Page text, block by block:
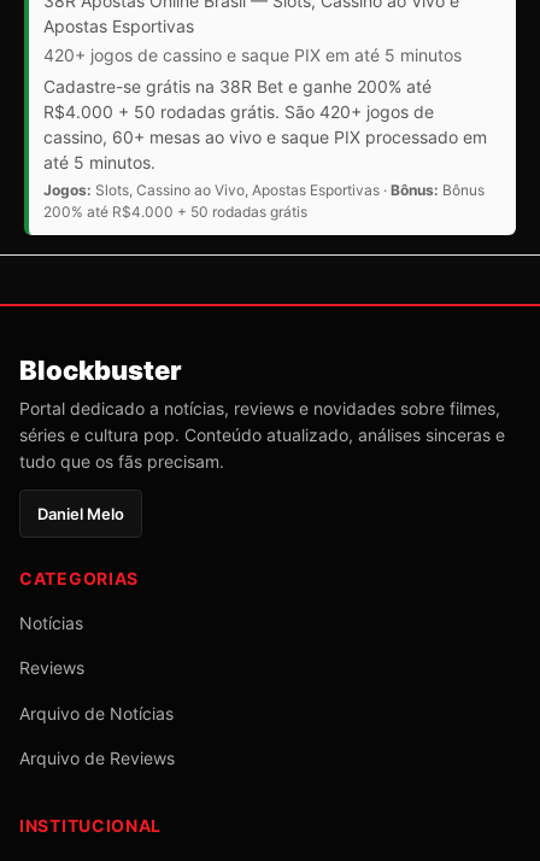
Apostas Esportivas
420+ jogos de cassino e saque PIX em até 5 minutos
Cadastre-se grátis na 38R Bet e ganhe 200% até
R$4.000 + 50 rodadas grátis. São 420+ jogos de
cassino, 60+ mesas ao vivo e saque PIX processado em
até 5 minutos.
Jogos: Slots, Cassino ao Vivo, Apostas Esportivas · Bônus: Bônus
200% até R$4.000 + 50 rodadas grátis
Blockbuster
Portal dedicado a notícias, reviews e novidades sobre filmes,
séries e cultura pop. Conteúdo atualizado, análises sinceras e
tudo que os fãs precisam.
Daniel Melo
CATEGORIAS
Notícias
Reviews
Arquivo de Notícias
Arquivo de Reviews
INSTITUCIONAL